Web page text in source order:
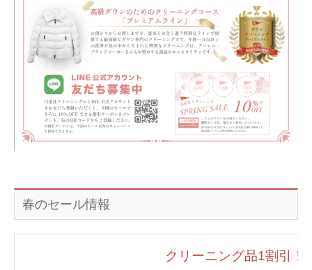
春のセール情報
クリーニング品1割引！